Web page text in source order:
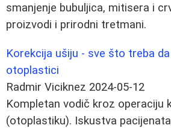
smanjenje bubuljica, mitisera i
proizvodi i prirodni tretmani.
Korekcija ušiju - sve što treba
otoplastici
Radmir Viciknez 2024-05-12
Kompletan vodič kroz operaciju
(otoplastiku). Iskustva